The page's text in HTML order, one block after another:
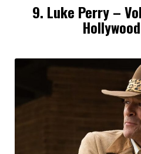
9. Luke Perry –